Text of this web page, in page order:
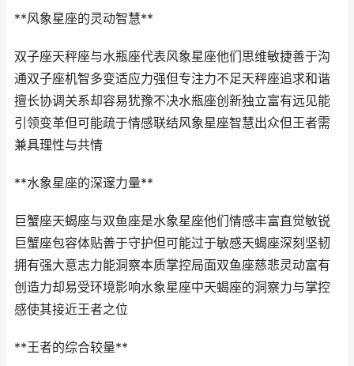
**风象星座的灵动智慧**
双子座天秤座与水瓶座代表风象星座他们思维敏捷善于沟
通双子座机智多变适应力强但专注力不足天秤座追求和谐
擅长协调关系却容易犹豫不决水瓶座创新独立富有远见能
引领变革但可能疏于情感联结风象星座智慧出众但王者需
兼具理性与共情
**水象星座的深邃力量**
巨蟹座天蝎座与双鱼座是水象星座他们情感丰富直觉敏锐
巨蟹座包容体贴善于守护但可能过于敏感天蝎座深刻坚韧
拥有强大意志力能洞察本质掌控局面双鱼座慈悲灵动富有
创造力却易受环境影响水象星座中天蝎座的洞察力与掌控
感使其接近王者之位
**王者的综合较量**